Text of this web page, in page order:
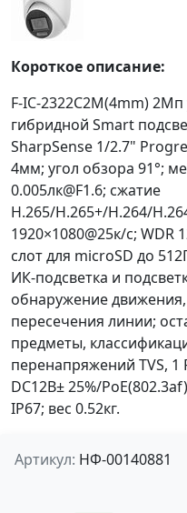
Короткое описание:
F-IC-2322C2M(4mm)
гибридной Smart
SharpSense 1/2.7"
4мм; угол обзора 91°;
0.005лк@F1.6; сжатие
H.265/H.265+/H.264/
1920×1080@25к/с; WDR
слот для microSD до
ИК-подсветка и
обнаружение
пересечения линии;
предметы,
перенапряжений TVS, 1
DC12В± 25%/
IP67; вес 0.52кг.
Артикул: НФ-00140881